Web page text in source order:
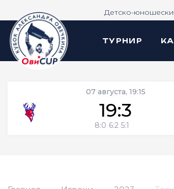
Детско-
ТУРНИР
07 августа, 19:15
19:3
8:0 6:2 5:1